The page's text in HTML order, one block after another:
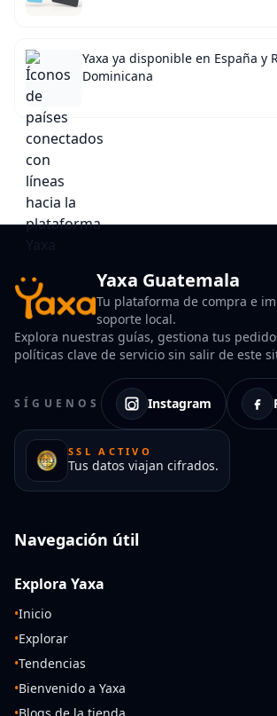
Yaxa ya disponible en España y
Dominicana
Yaxa Guatemala
Tu plataforma de compra e
soporte local.
Explora nuestras guías, gestiona tus
políticas clave de servicio sin salir de este
SÍGUENOS Instagram
SSL ACTIVO
Tus datos viajan cifrados.
Navegación útil
Explora Yaxa
•Inicio
•Explorar
•Tendencias
•Bienvenido a Yaxa